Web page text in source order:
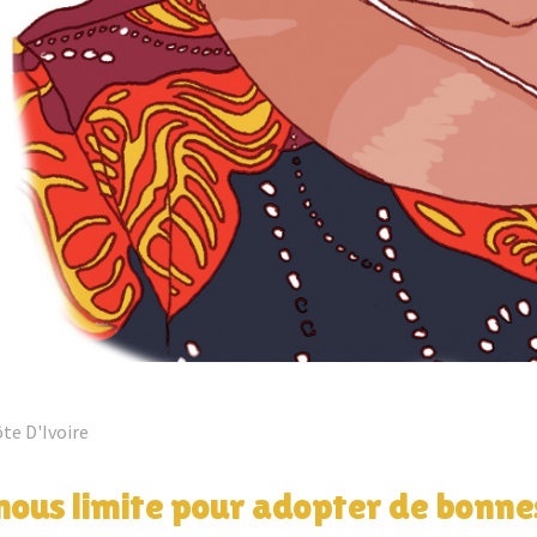
D'Ivoire
limite pour adopter de